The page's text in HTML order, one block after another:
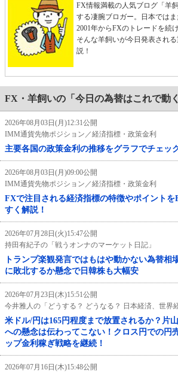
FX情報満載の人気ブログ「羊
する凄腕ブロガー。日本では
2001年からFXのトレードを続
そんな羊飼いが今日発表され
説！
FX・羊飼いの「今日の為替はこれで動
2026年08月03日(月)12:31公開
IMM通貨先物ポジション／経済指標・政策金利
主要各国の政策金利の推移をグラフでチェッ
2026年08月03日(月)09:00公開
IMM通貨先物ポジション／経済指標・政策金利
FXで注目される経済指標の特徴やポイント
すく解説！
2026年07月28日(火)15:47公開
持田有紀子の「戦うオンナのマーケット日記」
トランプ楽観発言ではもはや動かない為替相
に敗北するか懸念で日韓株も大幅安
2026年07月23日(木)15:51公開
今井雅人の「どうする？ どうなる？ 日本経済、世界経
米ドル/円は165円程度まで放置されるか？片
への懸念は伝わってこない！クロス円での円
ップ金利稼ぎ戦略を継続！
2026年07月16日(木)15:48公開